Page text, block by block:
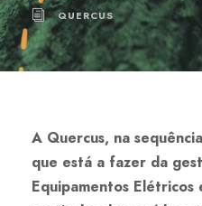
QUERCUS
A Quercus, na
que está a fazer da
Equipamentos Elétricos